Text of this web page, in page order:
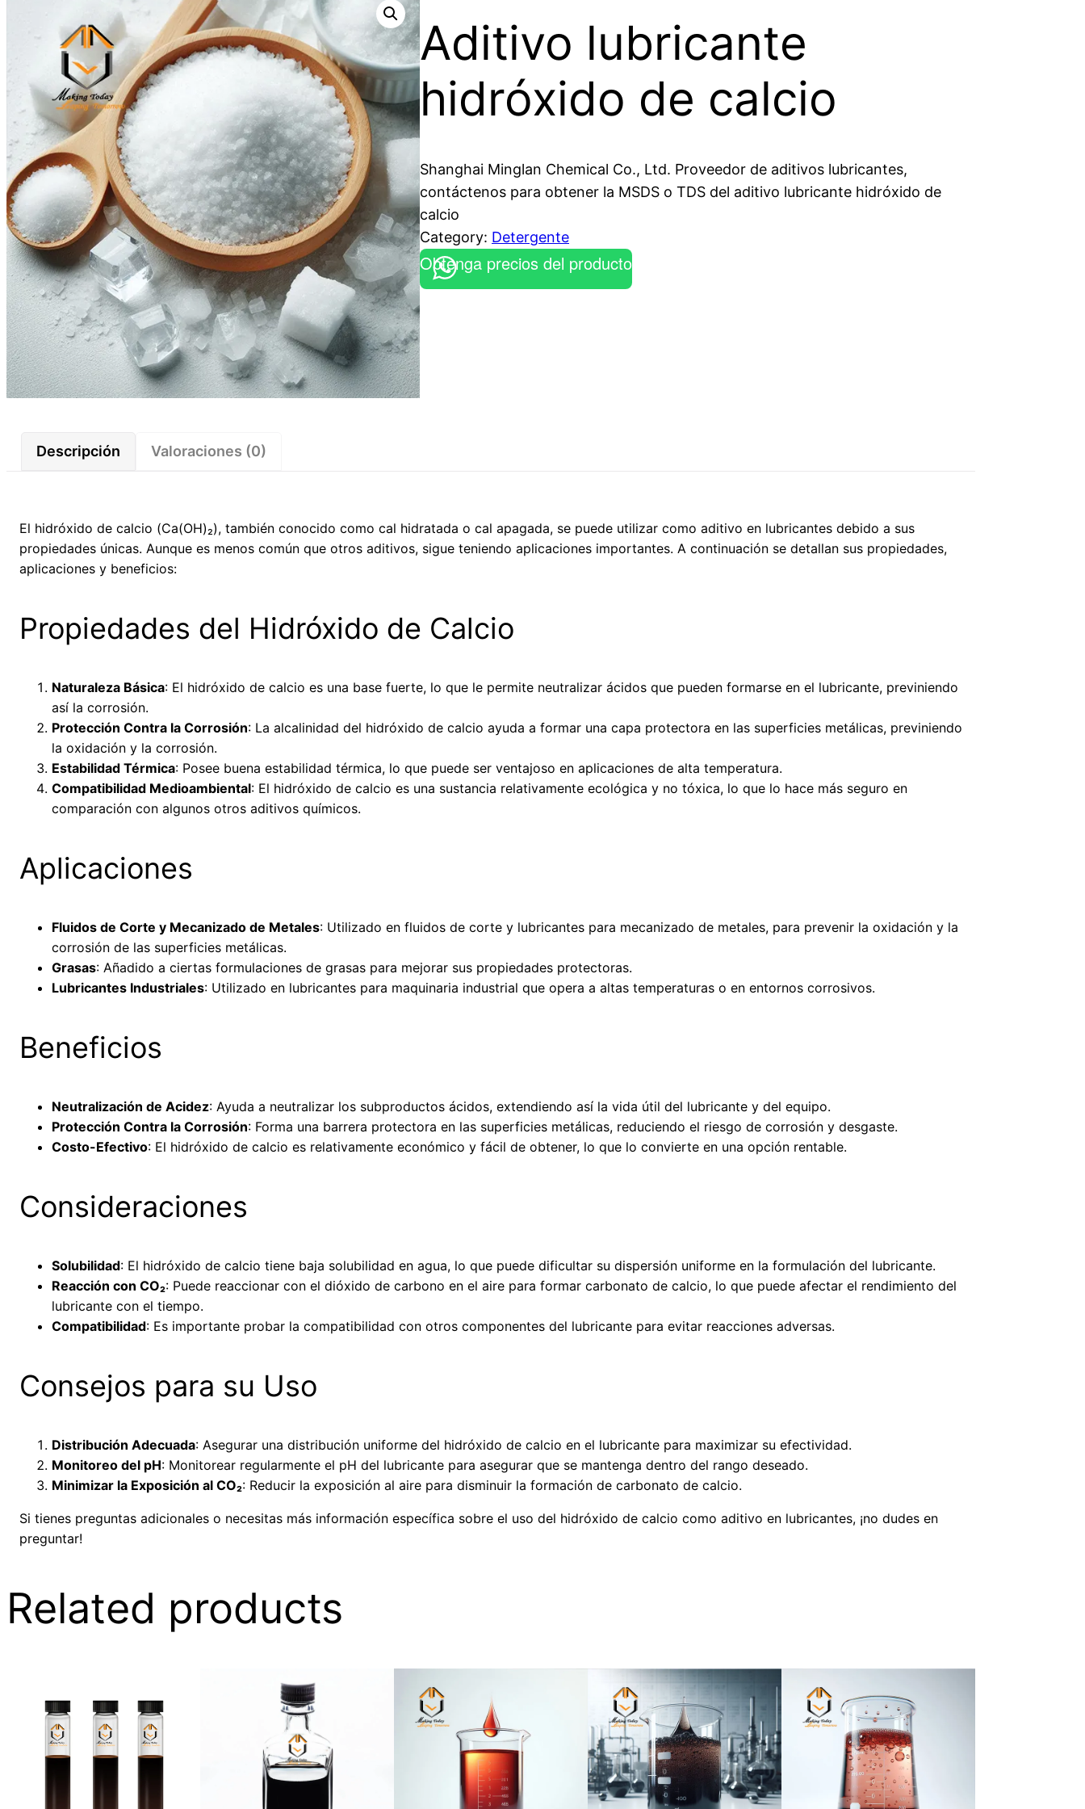
Aditivo lubricante
hidróxido de calcio
Shanghai Minglan Chemical Co., Ltd. Proveedor de aditivos lubricantes,
contáctenos para obtener la MSDS o TDS del aditivo lubricante hidróxido de
calcio
Category: Detergente
Obtenga precios del producto
Descripción Valoraciones (0)
El hidróxido de calcio (Ca(OH)₂), también conocido como cal hidratada o cal apagada, se puede utilizar como aditivo en lubricantes debido a sus
propiedades únicas. Aunque es menos común que otros aditivos, sigue teniendo aplicaciones importantes. A continuación se detallan sus propiedades,
aplicaciones y beneficios:
Propiedades del Hidróxido de Calcio
Naturaleza Básica: El hidróxido de calcio es una base fuerte, lo que le permite neutralizar ácidos que pueden formarse en el lubricante, previniendo
así la corrosión.
Protección Contra la Corrosión: La alcalinidad del hidróxido de calcio ayuda a formar una capa protectora en las superficies metálicas, previniendo
la oxidación y la corrosión.
Estabilidad Térmica: Posee buena estabilidad térmica, lo que puede ser ventajoso en aplicaciones de alta temperatura.
Compatibilidad Medioambiental: El hidróxido de calcio es una sustancia relativamente ecológica y no tóxica, lo que lo hace más seguro en
comparación con algunos otros aditivos químicos.
Aplicaciones
Fluidos de Corte y Mecanizado de Metales: Utilizado en fluidos de corte y lubricantes para mecanizado de metales, para prevenir la oxidación y la
corrosión de las superficies metálicas.
Grasas: Añadido a ciertas formulaciones de grasas para mejorar sus propiedades protectoras.
Lubricantes Industriales: Utilizado en lubricantes para maquinaria industrial que opera a altas temperaturas o en entornos corrosivos.
Beneficios
Neutralización de Acidez: Ayuda a neutralizar los subproductos ácidos, extendiendo así la vida útil del lubricante y del equipo.
Protección Contra la Corrosión: Forma una barrera protectora en las superficies metálicas, reduciendo el riesgo de corrosión y desgaste.
Costo-Efectivo: El hidróxido de calcio es relativamente económico y fácil de obtener, lo que lo convierte en una opción rentable.
Consideraciones
Solubilidad: El hidróxido de calcio tiene baja solubilidad en agua, lo que puede dificultar su dispersión uniforme en la formulación del lubricante.
Reacción con CO₂: Puede reaccionar con el dióxido de carbono en el aire para formar carbonato de calcio, lo que puede afectar el rendimiento del
lubricante con el tiempo.
Compatibilidad: Es importante probar la compatibilidad con otros componentes del lubricante para evitar reacciones adversas.
Consejos para su Uso
Distribución Adecuada: Asegurar una distribución uniforme del hidróxido de calcio en el lubricante para maximizar su efectividad.
Monitoreo del pH: Monitorear regularmente el pH del lubricante para asegurar que se mantenga dentro del rango deseado.
Minimizar la Exposición al CO₂: Reducir la exposición al aire para disminuir la formación de carbonato de calcio.
Si tienes preguntas adicionales o necesitas más información específica sobre el uso del hidróxido de calcio como aditivo en lubricantes, ¡no dudes en
preguntar!
Related products